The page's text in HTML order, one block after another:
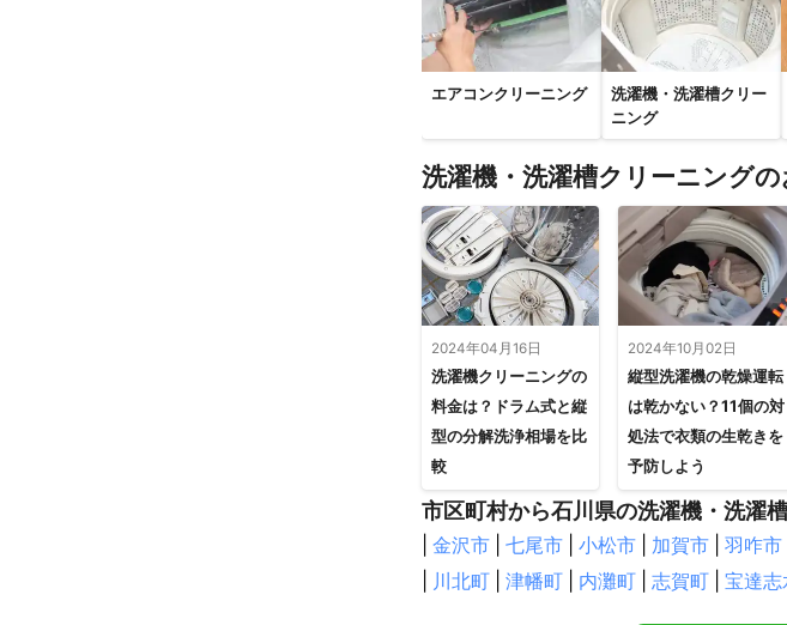
エアコンクリーニング
洗濯機・洗濯槽クリー
ニング
洗濯機・洗濯槽クリーニング
2024年04月16日
洗濯機クリーニングの
料金は？ドラム式と縦
型の分解洗浄相場を比
較
2024年10月02日
縦型洗濯機の乾燥運転
は乾かない？11個の対
処法で衣類の生乾きを
予防しよう
市区町村から石川県の洗濯機・洗濯
金沢市 七尾市 小松市 加賀市 羽咋市
川北町 津幡町 内灘町 志賀町 宝達志